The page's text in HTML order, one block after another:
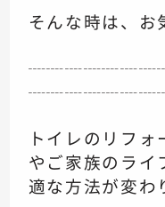
そんな時は、
トイレのリフ
やご家族のライ
適な方法が変わ